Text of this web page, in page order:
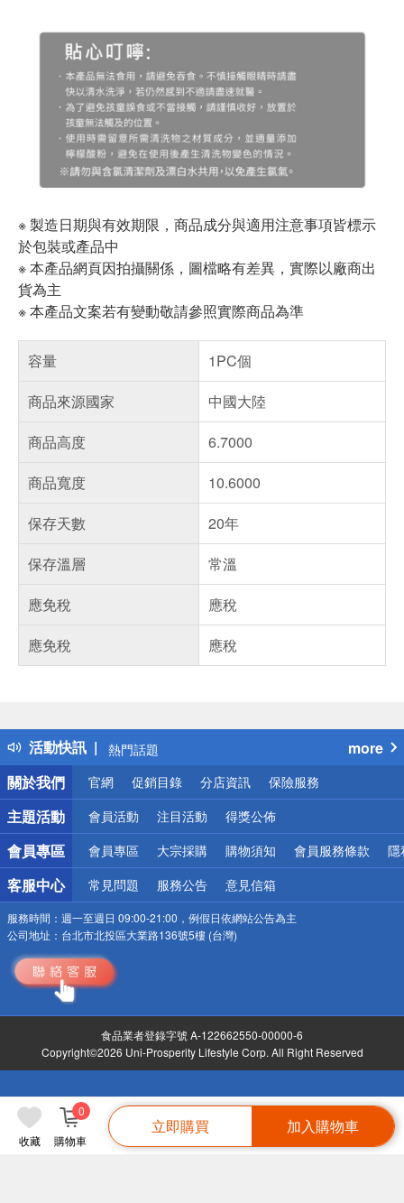
收藏 購物車
0
立即購買 加入購物車
※ 製造日期與有效期限，商品成分與適用注意事項皆標示
於包裝或產品中
※ 本產品網頁因拍攝關係，圖檔略有差異，實際以廠商出
貨為主
※ 本產品文案若有變動敬請參照實際商品為準
容量
1PC個
商品來源國家
中國大陸
商品高度
6.7000
商品寬度
10.6000
保存天數
20年
保存溫層
常溫
應免稅
應稅
應免稅
應稅
活動快訊
得獎公告
熱門話題
銀行優惠
偏遠地區配送
詐騙網頁！請小心！
more
關於我們
官網 促銷目錄 分店資訊 保險服務
主題活動 會員活動 注目活動 得獎公佈
會員專區 會員專區 大宗採購 購物須知 會員服務條款 隱
客服中心 常見問題 服務公告 意見信箱
服務時間： 週一至週日 09:00-21:00，例假日依網站公告為主
公司地址： 台北市北投區大業路136號5樓 (台灣)
食品業者登錄字號 A-122662550-00000-6
Copyright©2026 Uni-Prosperity Lifestyle Corp. All Right Reserved